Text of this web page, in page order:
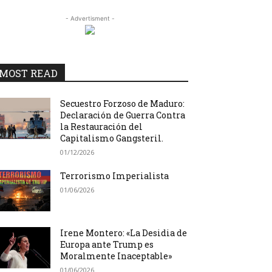
- Advertisment -
READ
Secuestro Forzoso de Maduro:
Declaración de Guerra Contra
la Restauración del
Capitalismo Gangsteril.
01/12/2026
Terrorismo Imperialista
01/06/2026
Irene Montero: «La Desidia de
Europa ante Trump es
Moralmente Inaceptable»
01/06/2026